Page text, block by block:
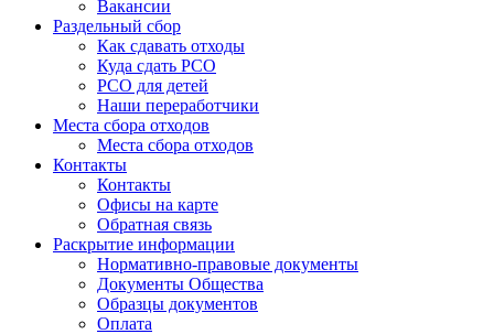
Вакансии
Раздельный сбор
Как сдавать отходы
Куда сдать РСО
РСО для детей
Наши переработчики
Места сбора отходов
Места сбора отходов
Контакты
Контакты
Офисы на карте
Обратная связь
Раскрытие информации
Нормативно-правовые документы
Документы Общества
Образцы документов
Оплата